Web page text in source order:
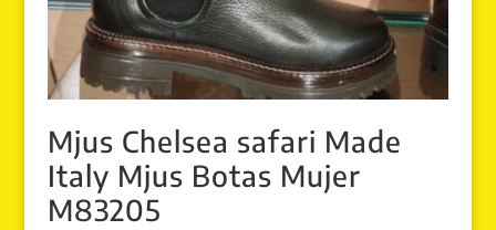
Mjus Chelsea safari Made
Italy Mjus Botas Mujer
M83205